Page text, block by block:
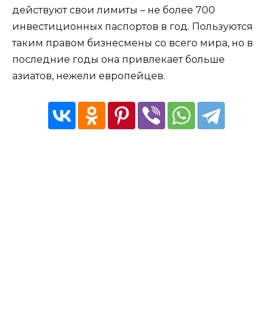
действуют свои лимиты – не более 700
инвестиционных паспортов в год. Пользуются
таким правом бизнесмены со всего мира, но в
последние годы она привлекает больше
азиатов, нежели европейцев.